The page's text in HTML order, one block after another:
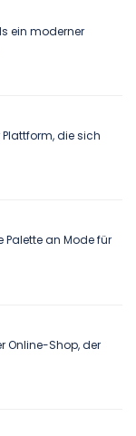
ein moderner
die sich
Palette an Mode für
Online-Shop, der